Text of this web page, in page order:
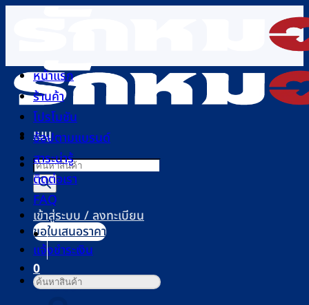
เนื้อหา
เมนู
Products
search
เข้าสู่ระบบ / ลงทะเบียน
0
ตะกร้าสินค้า
หน้าแรก
ร้านค้า
โปรโมชัน
ช้อปตามแบรนด์
สาระน่ารู้
ติดต่อเรา
FAQ
ขอใบเสนอราคา
แจ้งชำระเงิน
ค้นหา: